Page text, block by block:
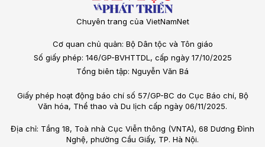
Chuyên trang của VietNamNet
Cơ quan chủ quản: Bộ Dân tộc và Tôn giáo
Số giấy phép: 146/GP-BVHTTDL, cấp ngày 17/10/2025
Tổng biên tập: Nguyễn Văn Bá
Giấy phép hoạt động báo chí số 57/GP-BC do Cục Báo chí, Bộ
Văn hóa, Thể thao và Du lịch cấp ngày 06/11/2025.
Địa chỉ: Tầng 18, Toà nhà Cục Viễn thông (VNTA), 68 Dương Đình
Nghệ, phường Cầu Giấy, TP. Hà Nội.